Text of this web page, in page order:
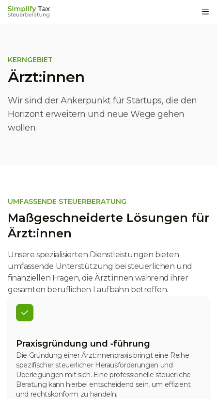
KERNGEBIET
Ärzt:innen
Wir sind der Ankerpunkt für Startups, die den
Horizont erweitern und neue Wege gehen
wollen.
UMFASSENDE STEUERBERATUNG
Maßgeschneiderte Lösungen für
Ärzt:innen
Unsere spezialisierten Dienstleistungen bieten
umfassende Unterstützung bei steuerlichen und
finanziellen Fragen, die Ärzt:innen während ihrer
gesamten beruflichen Laufbahn betreffen.
Praxisgründung und ‑führung
Die Gründung einer Ärzt:innenpraxis bringt eine Reihe
spezifischer steuerlicher Herausforderungen und
Überlegungen mit sich. Eine professionelle steuerliche
Beratung kann hierbei entscheidend sein, um effizient
und rechtskonform zu handeln.